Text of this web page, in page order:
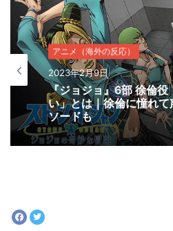
アニメ（海外の反応）
2023年2月9日
『ジョジョ』6部 徐倫役
い」とは｜徐倫に憧れ
ソードも